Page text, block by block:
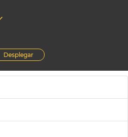
Desplegar